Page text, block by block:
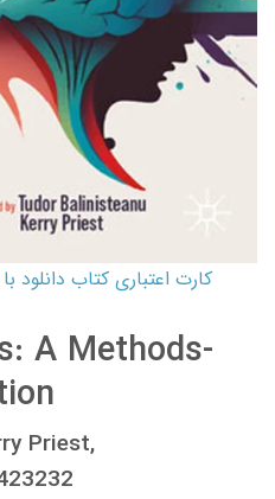
A Methods-
Priest,